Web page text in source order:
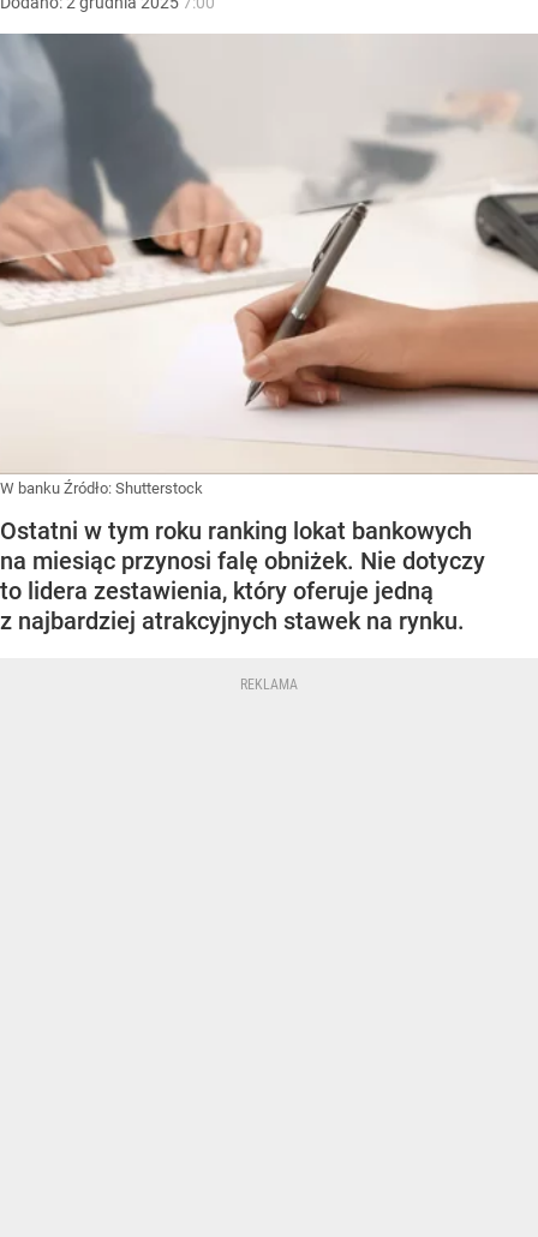
W banku Źródło: Shutterstock
Ostatni w tym roku ranking lokat bankowych
na miesiąc przynosi falę obniżek. Nie dotyczy
to lidera zestawienia, który oferuje jedną
z najbardziej atrakcyjnych stawek na rynku.